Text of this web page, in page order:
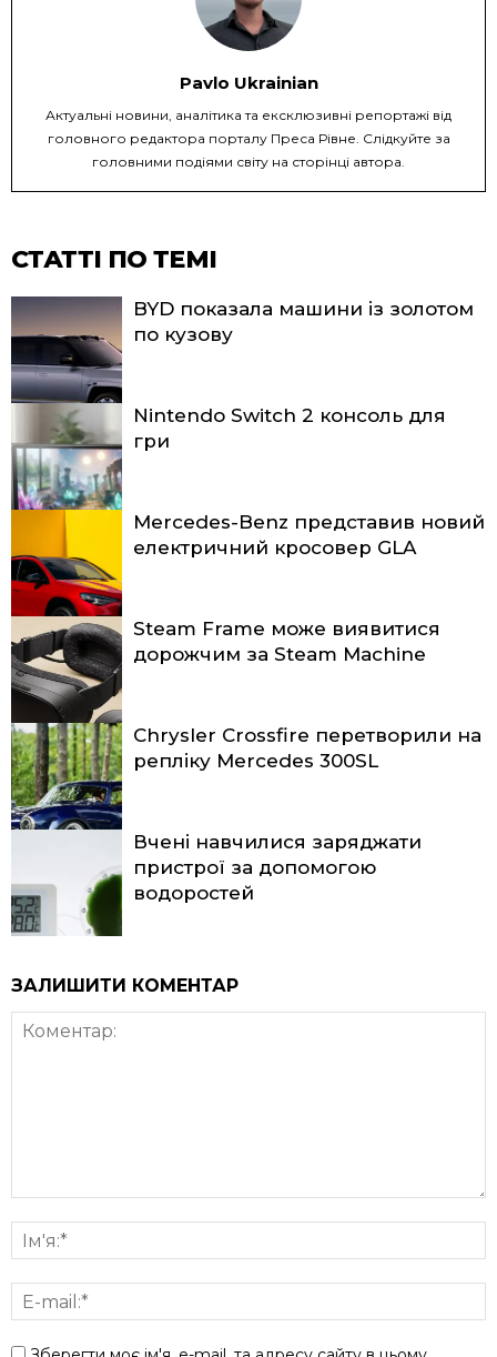
Pavlo Ukrainian
Актуальні новини, аналітика та ексклюзивні репортажі від
головного редактора порталу Преса Рівне. Слідкуйте за
головними подіями світу на сторінці автора.
СТАТТІ ПО ТЕМІ
BYD показала машини із золотом
по кузову
Nintendo Switch 2 консоль для
гри
Mercedes-Benz представив новий
електричний кросовер GLA
Steam Frame може виявитися
дорожчим за Steam Machine
Chrysler Crossfire перетворили на
репліку Mercedes 300SL
Вчені навчилися заряджати
пристрої за допомогою
водоростей
ЗАЛИШИТИ КОМЕНТАР